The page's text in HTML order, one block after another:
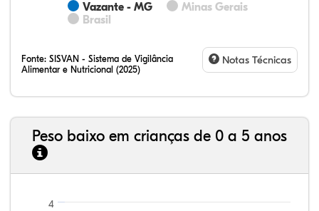
Vazante - MG
Minas Gerais
Brasil
Fonte: SISVAN - Sistema de Vigilância
Alimentar e Nutricional (2025)
Notas Técnicas
Peso baixo em crianças de 0 a 5 anos
4